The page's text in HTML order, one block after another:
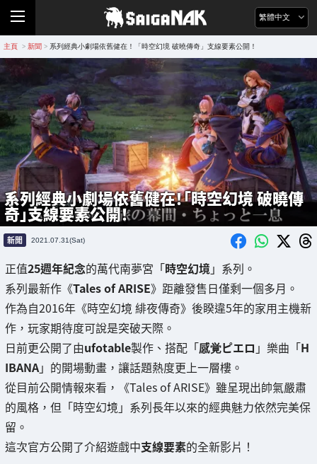
繁體中文
主頁 > 新聞 > 系列經典小劇場依舊健在！「時空幻境 破曉傳奇」支線要素公開！
系列經典小劇場依舊健在！「時空幻境 破曉傳
奇」支線要素公開！
新聞 2021.07.31(Sat)
正值25週年紀念的萬代南夢宮「時空幻境 」系列。
系列最新作《Tales of ARISE》距離發售日僅剩一個多月。
作為自2016年《時空幻境 緋夜傳奇》後睽違5年的家用主機新
作，玩家期待度可說是突破天際。
日前更公開了由ufotable製作、搭配「感覚ピエロ 」樂曲「H
IBANA」的開場動畫，讓話題熱度更上一層樓。
從目前公開情報來看，《Tales of ARISE》雖呈現出帥氣嚴肅
的風格，但「時空幻境」系列長年以來的經典魅力依然完美保
留。
這次官方公開了介紹遊戲中支線要素的全新影片！